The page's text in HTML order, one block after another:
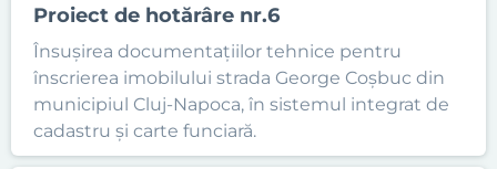
Proiect de hotărâre nr.6
Însușirea documentațiilor tehnice pentru
înscrierea imobilului strada George Coșbuc din
municipiul Cluj-Napoca, în sistemul integrat de
cadastru și carte funciară.